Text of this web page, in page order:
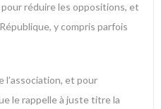
réduire les oppositions, et
y compris parfois
l’association, et pour
le rappelle à juste titre la